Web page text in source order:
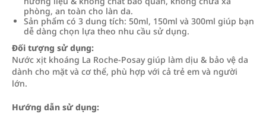
phòng, an toàn cho làn da.
Sản phẩm có 3 dung tích: 50ml, 150ml và 300ml giúp bạn
dễ dàng chọn lựa theo nhu cầu sử dụng.
Đối tượng sử dụng:
Nước xịt khoáng La Roche-Posay giúp làm dịu & bảo vệ da
dành cho mặt và cơ thể, phù hợp với cả trẻ em và người
lớn.
Hướng dẫn sử dụng: